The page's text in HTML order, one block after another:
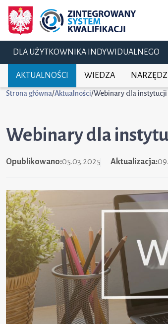
DLA UŻYTKOWNIKA INDYWIDUALNEGO
AKTUALNOŚCI WIEDZA
Strona główna/Aktualności/Webinary dla
Webinary dla
Opublikowano:05.03.2025 Aktualizacja: